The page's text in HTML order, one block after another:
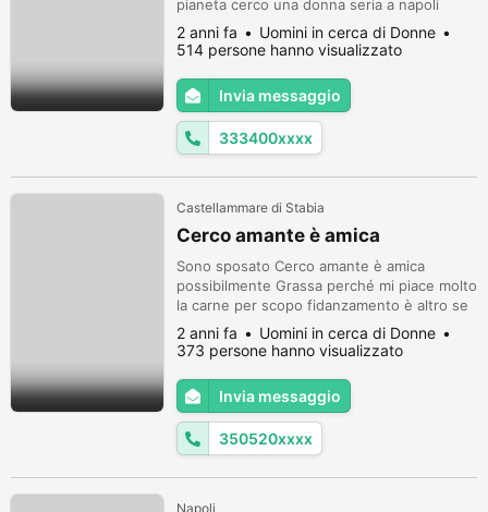
pianeta cerco una donna seria a napoli
scopo vivere insieme
2 anni fa
Uomini in cerca di Donne
514 persone hanno visualizzato
Invia messaggio
333400xxxx
Castellammare di Stabia
Cerco amante è amica
Sono sposato Cerco amante è amica
possibilmente Grassa perché mi piace molto
la carne per scopo fidanzamento è altro se
avete capito cosa intendo. Mi chiamo
Andrea ho 40 Anni sano pulito vaccinato
diventente geloso per la mia donna anche
se è una amica Ma sto stare al mio posto
non sono invadente cerco sono zone
Castellammare di Stabia Vico equense
Sorrento ...
2 anni fa
Uomini in cerca di Donne
373 persone hanno visualizzato
Invia messaggio
350520xxxx
Napoli